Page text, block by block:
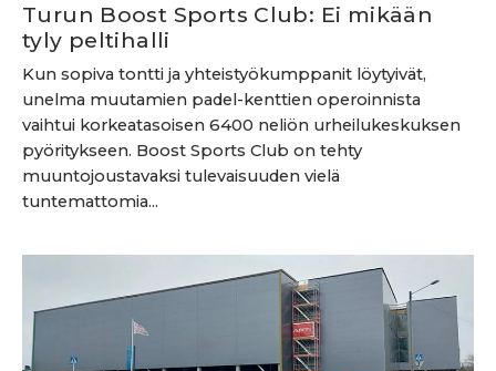
Turun Boost Sports Club: Ei mikään
tyly peltihalli
Kun sopiva tontti ja yhteistyökumppanit löytyivät,
unelma muutamien padel-kenttien operoinnista
vaihtui korkeatasoisen 6400 neliön urheilukeskuksen
pyöritykseen. Boost Sports Club on tehty
muuntojoustavaksi tulevaisuuden vielä
tuntemattomia...